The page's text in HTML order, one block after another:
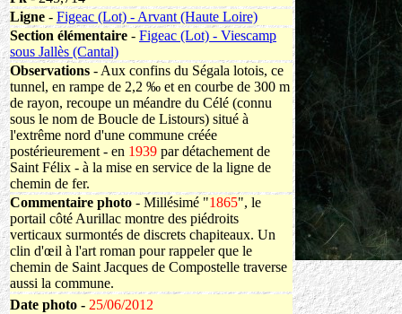
Ligne - Figeac (Lot) - Arvant (Haute Loire)
Section élémentaire - Figeac (Lot) - Viescamp
sous Jallès (Cantal)
Observations - Aux confins du Ségala lotois, ce
tunnel, en rampe de 2,2 ‰ et en courbe de 300 m
de rayon, recoupe un méandre du Célé (connu
sous le nom de Boucle de Listours) situé à
l'extrême nord d'une commune créée
postérieurement - en 1939 par détachement de
Saint Félix - à la mise en service de la ligne de
chemin de fer.
Commentaire photo - Millésimé "1865", le
portail côté Aurillac montre des piédroits
verticaux surmontés de discrets chapiteaux. Un
clin d'œil à l'art roman pour rappeler que le
chemin de Saint Jacques de Compostelle traverse
aussi la commune.
Date photo - 25/06/2012